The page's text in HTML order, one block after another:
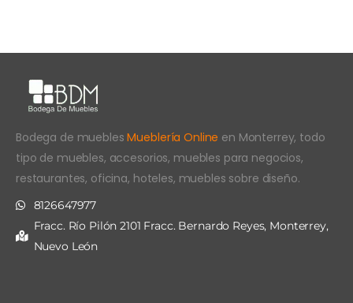
Bodega de mueblesMueblería Online en Monterrey, todo
tipo de muebles, accesorios, muebles para negocios,
restaurantes, oficina, hoteles, muebles sobre diseño.
8126647977
Fracc. Río Pilón 2101 Fracc. Bernardo Reyes, Monterrey,
Nuevo León